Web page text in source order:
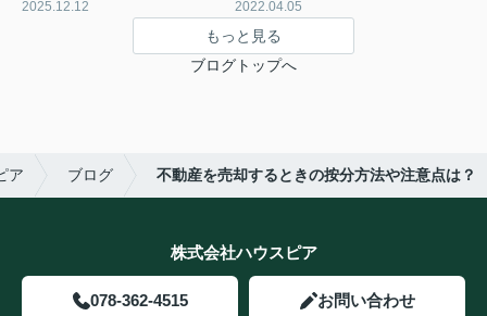
2025.12.12 2022.04.05
もっと見る
ブログトップへ
ア ブログ 不動産を売却するときの按分方法や注意点は？
株式会社ハウスピア
078-362-4515 お問い合わせ